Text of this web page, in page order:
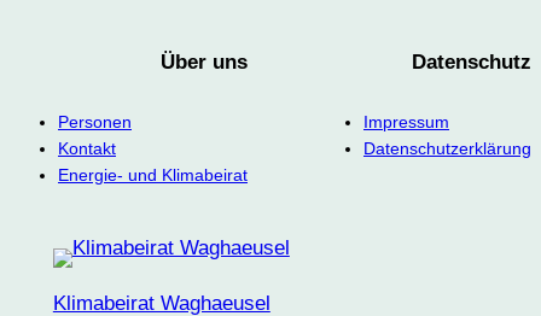
Über uns
Personen
Kontakt
Energie- und Klimabeirat
Datenschutz
Impressum
Datenschutzerklärung
Klimabeirat Waghaeusel